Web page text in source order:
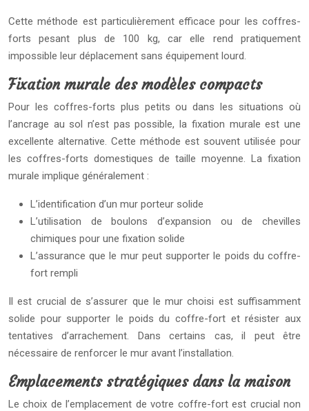
Cette méthode est particulièrement efficace pour les coffres-
forts pesant plus de 100 kg, car elle rend pratiquement
impossible leur déplacement sans équipement lourd.
Fixation murale des modèles compacts
Pour les coffres-forts plus petits ou dans les situations où
l’ancrage au sol n’est pas possible, la fixation murale est une
excellente alternative. Cette méthode est souvent utilisée pour
les coffres-forts domestiques de taille moyenne. La fixation
murale implique généralement :
L’identification d’un mur porteur solide
L’utilisation de boulons d’expansion ou de chevilles
chimiques pour une fixation solide
L’assurance que le mur peut supporter le poids du coffre-
fort rempli
Il est crucial de s’assurer que le mur choisi est suffisamment
solide pour supporter le poids du coffre-fort et résister aux
tentatives d’arrachement. Dans certains cas, il peut être
nécessaire de renforcer le mur avant l’installation.
Emplacements stratégiques dans la maison
Le choix de l’emplacement de votre coffre-fort est crucial non